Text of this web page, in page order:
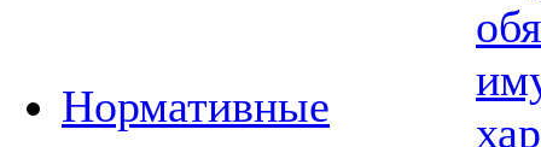
Нормативные